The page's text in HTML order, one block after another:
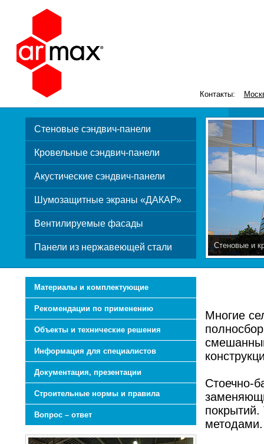
Контакты:
Стеновые сэндвич-панели
Кровельные сэндвич-панели
Акустические сэндвич-панели
Шумозащитные экраны «ДАКАР»
Вентилируемые фасады
Панели из нержавеющей стали Стеновые и
Материалы и комплектующие
Рекомендации по применению
Объекты и технические решения
Информация для специалистов
Документация, презентации
Строительные нормы и правила
Вопрос – ответ
Многие
Стоечно-
методами.